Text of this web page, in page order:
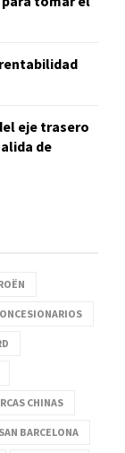
eje trasero
de
CHINAS
BARCELONA